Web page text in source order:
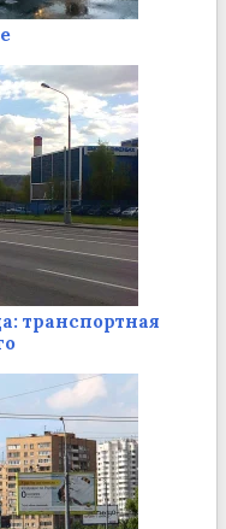
транспортная